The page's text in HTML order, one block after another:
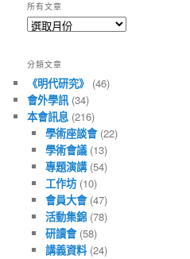
所有文章
所
章
分類文章
《明代研究》 (46)
會外學訊(34)
本會訊息 (216)
學術座談會(22)
學術會議(13)
專題演講(54)
工作坊(10)
會員大會(47)
活動集錦(78)
研讀會(58)
講義資料(24)